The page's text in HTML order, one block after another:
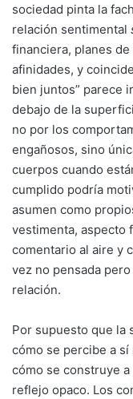
sociedad pinta la
relación sentimental
financiera, planes
afinidades, y
bien juntos” parece
debajo de la
no por los
engañosos, sino
cuerpos cuando
cumplido podría
asumen como
vestimenta, aspecto
comentario al aire y
vez no pensada
relación.
Por supuesto que la
cómo se percibe a sí
cómo se construye
reflejo opaco. Los